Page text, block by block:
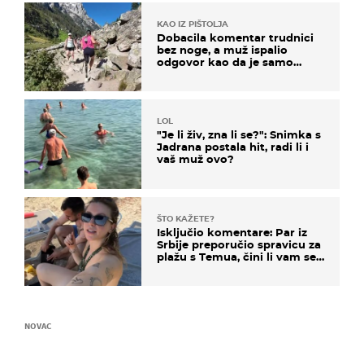
KAO IZ PIŠTOLJA
Dobacila komentar trudnici
bez noge, a muž ispalio
odgovor kao da je samo
LOL
"Je li živ, zna li se?": Snimka s
Jadrana postala hit, radi li i
vaš muž ovo?
ŠTO KAŽETE?
Isključio komentare: Par iz
Srbije preporučio spravicu za
plažu s Temua, čini li vam se
NOVAC